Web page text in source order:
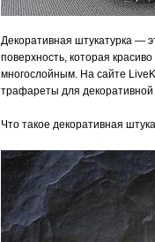
Декоративная штукатурка —
поверхность, которая
многослойным. На сайте
трафареты для
Что такое декоративная